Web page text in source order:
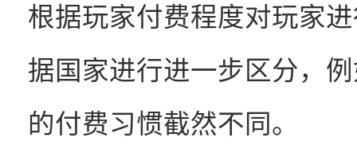
根据玩家付费程度对玩家
据国家进行进一步区分，
的付费习惯截然不同。